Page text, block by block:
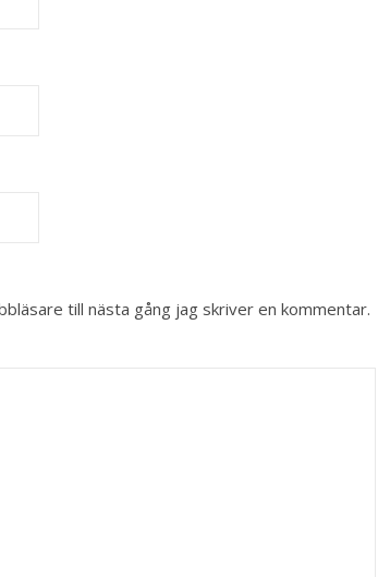
till nästa gång jag skriver en kommentar.